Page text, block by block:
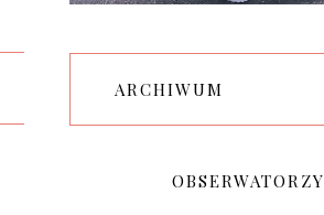
ARCHIWUM
OBSERWATORZY